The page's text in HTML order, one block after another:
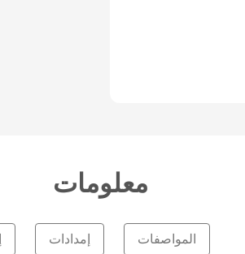
معلومات
المواصفات إمدادات